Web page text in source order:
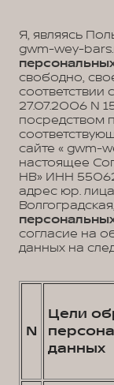
Я, являясь
gwm-wey-
свободно,
27.07.2006 N
посредством
сайте « gwm-
настоящее
НВ» ИНН
адрес юр.
согласие на
данных на
N
Цели
данных